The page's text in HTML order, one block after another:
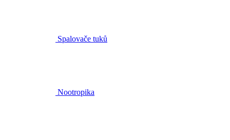
Spalovače tuků
Nootropika